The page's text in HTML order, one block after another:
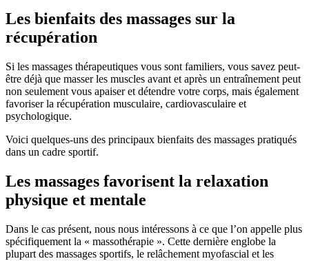
Les bienfaits des massages sur la
récupération
Si les massages thérapeutiques vous sont familiers, vous savez peut-
être déjà que masser les muscles avant et après un entraînement peut
non seulement vous apaiser et détendre votre corps, mais également
favoriser la récupération musculaire, cardiovasculaire et
psychologique.
Voici quelques-uns des principaux bienfaits des massages pratiqués
dans un cadre sportif.
Les massages favorisent la relaxation
physique et mentale
Dans le cas présent, nous nous intéressons à ce que l’on appelle plus
spécifiquement la « massothérapie ». Cette dernière englobe la
plupart des massages sportifs, le relâchement myofascial et les